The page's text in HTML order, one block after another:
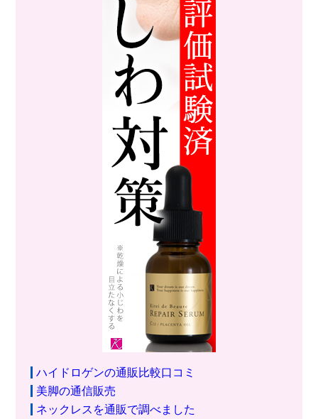
ハイドロゲンの通販比較口コミ
美脚の通信販売
ネックレスを通販で調べました